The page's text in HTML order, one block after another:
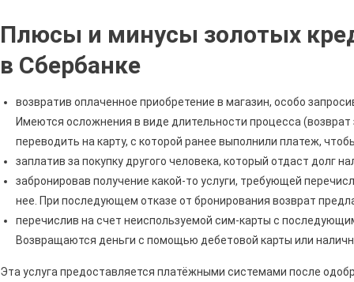
Плюсы и минусы золотых
в Сбербанке
возвратив оплаченное приобретение в магазин, особо
Имеются осложнения в виде длительности процесса
переводить на карту, с которой ранее выполнили платеж,
заплатив за покупку другого человека, который отдаст долг
забронировав получение какой-то услуги, требующей
нее. При последующем отказе от бронирования возврат
перечислив на счет неиспользуемой сим-карты с
Возвращаются деньги с помощью дебетовой карты или
Эта услуга предоставляется платёжными системами после